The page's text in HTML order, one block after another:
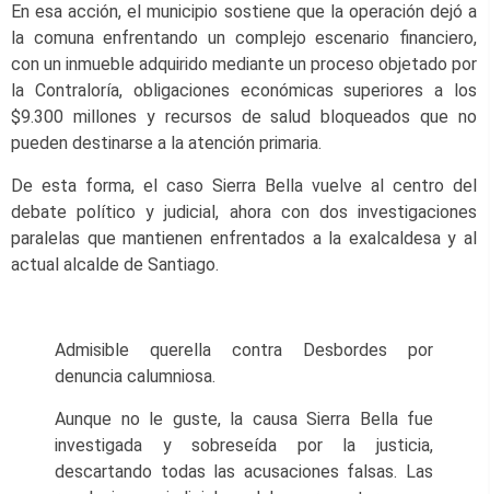
En esa acción, el municipio sostiene que la operación dejó a
la comuna enfrentando un complejo escenario financiero,
con un inmueble adquirido mediante un proceso objetado por
la Contraloría, obligaciones económicas superiores a los
$9.300 millones y recursos de salud bloqueados que no
pueden destinarse a la atención primaria.
De esta forma, el caso Sierra Bella vuelve al centro del
debate político y judicial, ahora con dos investigaciones
paralelas que mantienen enfrentados a la exalcaldesa y al
actual alcalde de Santiago.
Admisible querella contra Desbordes por
denuncia calumniosa.
Aunque no le guste, la causa Sierra Bella fue
investigada y sobreseída por la justicia,
descartando todas las acusaciones falsas. Las